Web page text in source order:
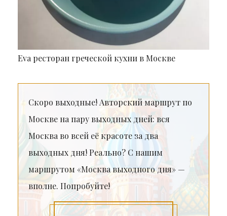
Eva ресторан греческой кухни в Москве
Скоро выходные! Авторский маршрут по
Москве на пару выходных дней: вся
Москва во всей её красоте за два
выходных дня! Реально? С нашим
маршрутом «Москва выходного дня» —
вполне. Попробуйте!